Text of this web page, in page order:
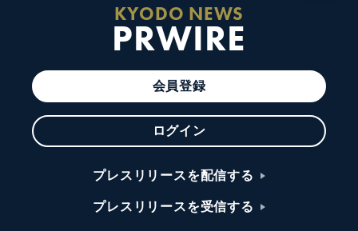
KYODO NEWS
PRWIRE
会員登録
ログイン
プレスリリースを配信する
プレスリリースを受信する